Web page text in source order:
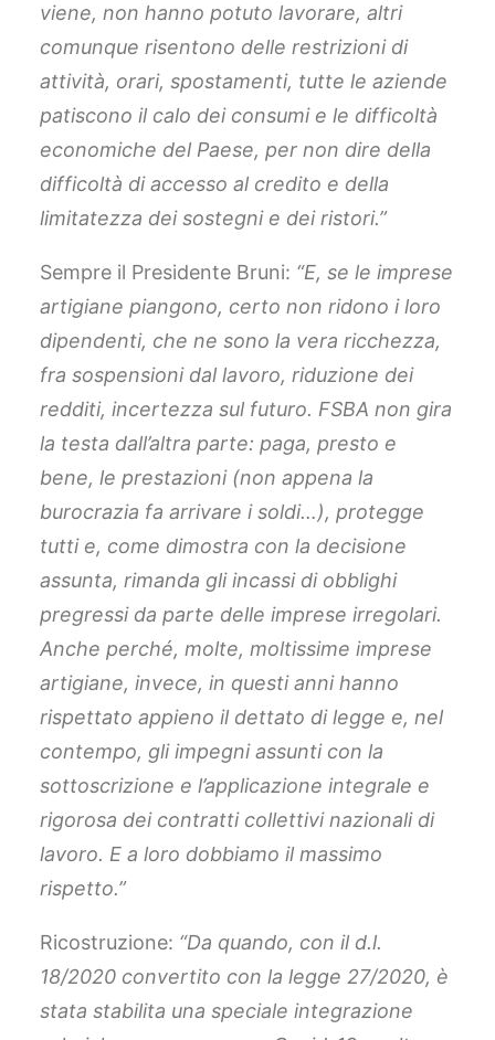
viene, non hanno potuto lavorare, altri
comunque risentono delle restrizioni di
attività, orari, spostamenti, tutte le aziende
patiscono il calo dei consumi e le difficoltà
economiche del Paese, per non dire della
difficoltà di accesso al credito e della
limitatezza dei sostegni e dei ristori.”
Sempre il Presidente Bruni: “E, se le imprese
artigiane piangono, certo non ridono i loro
dipendenti, che ne sono la vera ricchezza,
fra sospensioni dal lavoro, riduzione dei
redditi, incertezza sul futuro. FSBA non gira
la testa dall’altra parte: paga, presto e
bene, le prestazioni (non appena la
burocrazia fa arrivare i soldi…), protegge
tutti e, come dimostra con la decisione
assunta, rimanda gli incassi di obblighi
pregressi da parte delle imprese irregolari.
Anche perché, molte, moltissime imprese
artigiane, invece, in questi anni hanno
rispettato appieno il dettato di legge e, nel
contempo, gli impegni assunti con la
sottoscrizione e l’applicazione integrale e
rigorosa dei contratti collettivi nazionali di
lavoro. E a loro dobbiamo il massimo
rispetto.”
Ricostruzione: “Da quando, con il d.l.
18/2020 convertito con la legge 27/2020, è
stata stabilita una speciale integrazione